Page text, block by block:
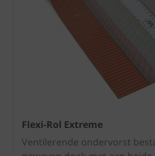
Flexi-Rol Extreme
Ventilerende ondervorst